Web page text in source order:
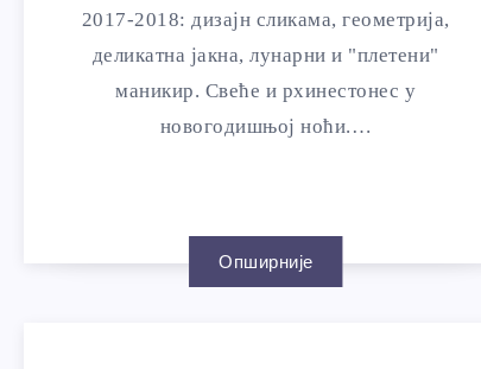
2017-2018: дизајн сликама, геометрија,
деликатна јакна, лунарни и "плетени"
маникир. Свеће и рхинестонес у
новогодишњој ноћи.…
Опширније